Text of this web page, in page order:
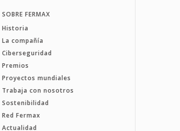
SOBRE FERMAX
Historia
La compañía
Ciberseguridad
Premios
Proyectos mundiales
Trabaja con nosotros
Sostenibilidad
Red Fermax
Actualidad